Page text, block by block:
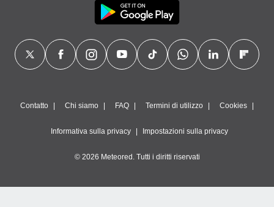
Contatto Chi siamo FAQ Termini di utilizzo Cookies
Informativa sulla privacy Impostazioni sulla privacy
© 2026 Meteored. Tutti i diritti riservati